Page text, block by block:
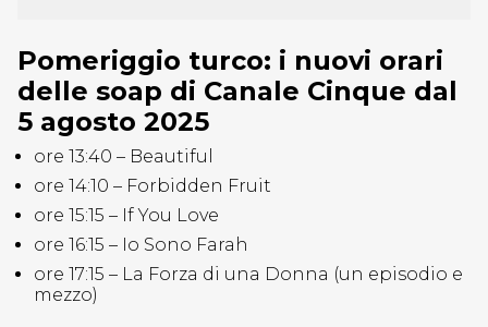
Pomeriggio turco: i nuovi orari
delle soap di Canale Cinque dal
5 agosto 2025
ore 13:40 – Beautiful
ore 14:10 – Forbidden Fruit
ore 15:15 – If You Love
ore 16:15 – Io Sono Farah
ore 17:15 – La Forza di una Donna (un episodio e
mezzo)